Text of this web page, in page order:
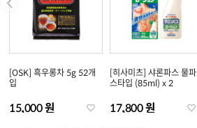
[OSK] 흑우롱차 5g 52개
입
15,000 원
[히사미츠] 샤론파스 물파
스타입 (85ml) x 2
17,800 원